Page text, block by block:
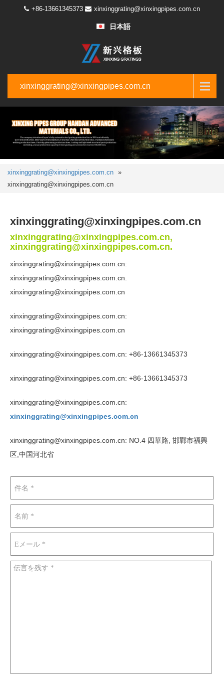
+86-13661345373 xinxinggrating@xinxingpipes.com.cn
日本語
xinxinggrating@xinxingpipes.com.cn
xinxinggrating@xinxingpipes.com.cn »
xinxinggrating@xinxingpipes.com.cn
xinxinggrating@xinxingpipes.com.cn
xinxinggrating@xinxingpipes.com.cn,
xinxinggrating@xinxingpipes.com.cn.
xinxinggrating@xinxingpipes.com.cn:
xinxinggrating@xinxingpipes.com.cn.
xinxinggrating@xinxingpipes.com.cn
xinxinggrating@xinxingpipes.com.cn:
xinxinggrating@xinxingpipes.com.cn
xinxinggrating@xinxingpipes.com.cn: +86-13661345373
xinxinggrating@xinxingpipes.com.cn: +86-13661345373
xinxinggrating@xinxingpipes.com.cn:
xinxinggrating@xinxingpipes.com.cn
xinxinggrating@xinxingpipes.com.cn: NO.4 四華路, 邯鄲市福興
区,中国河北省